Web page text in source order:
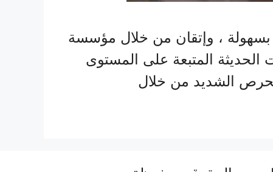
، وإتقان من خلال مؤسسة
الحديثة المتبعة على المستوى
الشديد من خلال